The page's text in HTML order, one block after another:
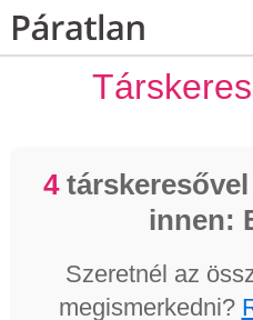
4
innen:
Szeretnél az
megismerkedni?